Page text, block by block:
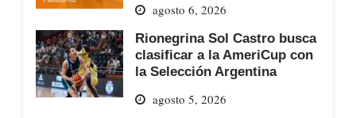
agosto 6, 2026
Rionegrina Sol Castro busca
clasificar a la AmeriCup con
la Selección Argentina
agosto 5, 2026